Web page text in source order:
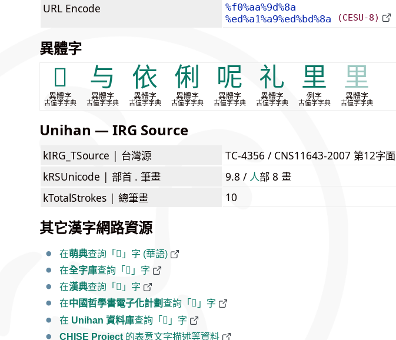
URL Encode
%f0%aa%9d%8a
%ed%a1%a9%ed%bd%8a
(CESU-8)
異體字
𫪭
異體字
古僮字字典
与
異體字
古僮字字典
依
異體字
古僮字字典
俐
異體字
古僮字字典
呢
異體字
古僮字字典
礼
異體字
古僮字字典
里
例字
古僮字字典
里
異體字
古僮字字典
Unihan — IRG Source
kIRG_TSource | 台灣源
TC-4356 / CNS11643-2007 第12字面
kRSUnicode | 部首 . 筆畫 9.8 / ⼈部 8 畫
kTotalStrokes | 總筆畫 10
其它漢字網路資源
在萌典查詢「𪝊」字 (華語)
在全字庫查詢「𪝊」字
在漢典查詢「𪝊」字
在中國哲學書電子化計劃 查詢「𪝊」字
在 Unihan 資料庫查詢「𪝊」字
CHISE Project 的表意文字描述等資料